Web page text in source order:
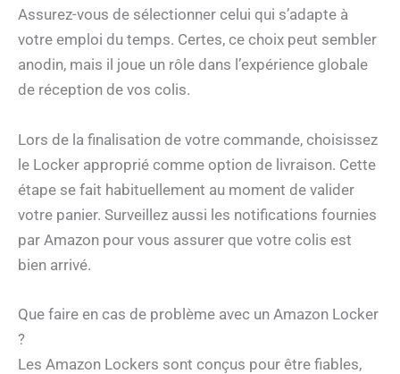
Assurez-vous de sélectionner celui qui s’adapte à
votre emploi du temps. Certes, ce choix peut sembler
anodin, mais il joue un rôle dans l’expérience globale
de réception de vos colis.
Lors de la finalisation de votre commande, choisissez
le Locker approprié comme option de livraison. Cette
étape se fait habituellement au moment de valider
votre panier. Surveillez aussi les notifications fournies
par Amazon pour vous assurer que votre colis est
bien arrivé.
Que faire en cas de problème avec un Amazon Locker
?
Les Amazon Lockers sont conçus pour être fiables,